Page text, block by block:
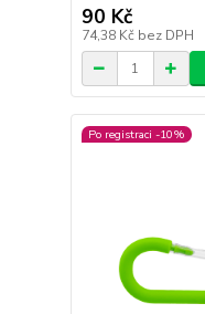
90 Kč
74,38 Kč bez DPH
Po registraci -10%